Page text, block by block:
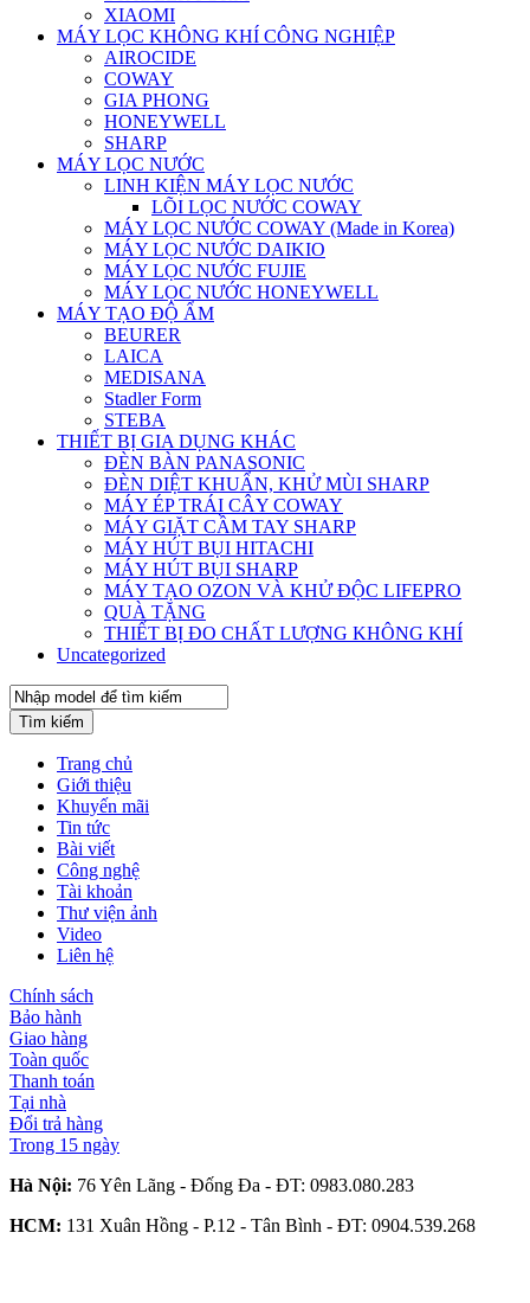
XIAOMI
MÁY LỌC KHÔNG KHÍ CÔNG NGHIỆP
AIROCIDE
COWAY
GIA PHONG
HONEYWELL
SHARP
MÁY LỌC NƯỚC
LINH KIỆN MÁY LỌC NƯỚC
LÕI LỌC NƯỚC COWAY
MÁY LỌC NƯỚC COWAY (Made in Korea)
MÁY LỌC NƯỚC DAIKIO
MÁY LỌC NƯỚC FUJIE
MÁY LỌC NƯỚC HONEYWELL
MÁY TẠO ĐỘ ẨM
BEURER
LAICA
MEDISANA
Stadler Form
STEBA
THIẾT BỊ GIA DỤNG KHÁC
ĐÈN BÀN PANASONIC
ĐÈN DIỆT KHUẨN, KHỬ MÙI SHARP
MÁY ÉP TRÁI CÂY COWAY
MÁY GIẶT CẦM TAY SHARP
MÁY HÚT BỤI HITACHI
MÁY HÚT BỤI SHARP
MÁY TẠO OZON VÀ KHỬ ĐỘC LIFEPRO
QUÀ TẶNG
THIẾT BỊ ĐO CHẤT LƯỢNG KHÔNG KHÍ
Uncategorized
Tìm kiếm
Trang chủ
Giới thiệu
Khuyến mãi
Tin tức
Bài viết
Công nghệ
Tài khoản
Thư viện ảnh
Video
Liên hệ
Chính sách
Bảo hành
Giao hàng
Toàn quốc
Thanh toán
Tại nhà
Đổi trả hàng
Trong 15 ngày
Hà Nội: 76 Yên Lãng - Đống Đa - ĐT: 0983.080.283
HCM: 131 Xuân Hồng - P.12 - Tân Bình - ĐT: 0904.539.268